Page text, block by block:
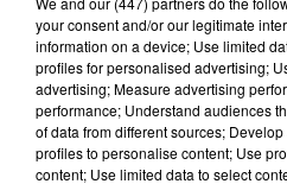
Stars'Terre 2026 :
les ambitions d'un...
À quelques semaines de la
Stars'Terre, organisée du 18
Château de Courtalain,
your consent and/or our legitimate
information on a device; Use limited
profiles for personalised advertising;
advertising; Measure advertising
performance; Understand audiences
of data from different sources;
profiles to personalise content; Use
content; Use limited data to select